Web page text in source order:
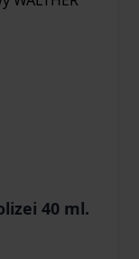
40 ml.